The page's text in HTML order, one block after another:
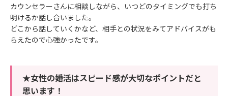
カウンセラーさんに相談しながら、いつどのタイミングでも打ち
明けるか話し合いました。
どこから話していくかなど、相手との状況をみてアドバイスがも
らえたので心強かったです。
★女性の婚活はスピード感が大切なポイントだと
思います！